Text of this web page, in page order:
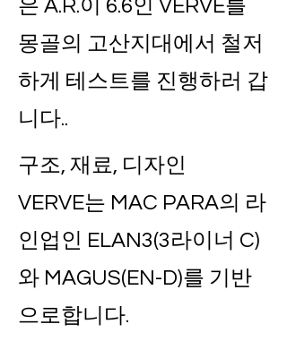
은 A.R.이 6.6인 VERVE를
몽골의 고산지대에서 철저
하게 테스트를 진행하러 갑
니다..
구조, 재료, 디자인
VERVE는 MAC PARA의 라
인업인 ELAN3(3라이너 C)
와 MAGUS(EN-D)를 기반
으로합니다.